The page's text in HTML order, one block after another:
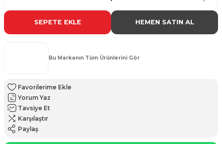
SEPETE EKLE HEMEN SATIN AL
Bu Markanın Tüm Ürünlerini Gör
Yorum Yaz
Tavsiye Et
Karşılaştır
Paylaş